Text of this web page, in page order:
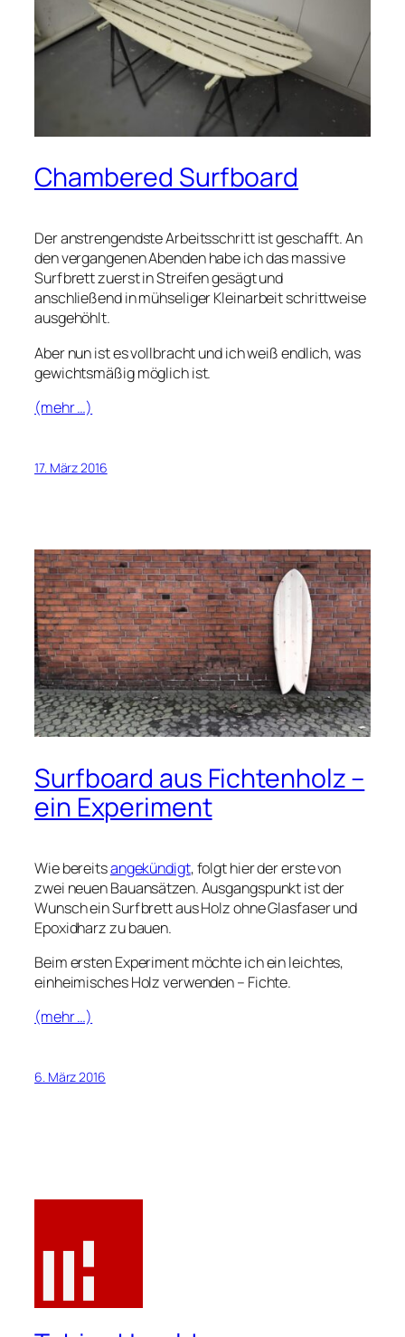
Chambered Surfboard
Der anstrengendste Arbeitsschritt ist geschafft. An
den vergangenen Abenden habe ich das massive
Surfbrett zuerst in Streifen gesägt und
anschließend in mühseliger Kleinarbeit schrittweise
ausgehöhlt.
Aber nun ist es vollbracht und ich weiß endlich, was
gewichtsmäßig möglich ist.
(mehr …)
17. März 2016
Surfboard aus Fichtenholz –
ein Experiment
Wie bereitsangekündigt, folgt hier der erste von
zwei neuen Bauansätzen. Ausgangspunkt ist der
Wunsch ein Surfbrett aus Holz ohne Glasfaser und
Epoxidharz zu bauen.
Beim ersten Experiment möchte ich ein leichtes,
einheimisches Holz verwenden – Fichte.
(mehr …)
6. März 2016